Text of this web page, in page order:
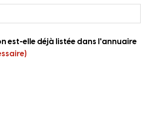
est-elle déjà listée dans l'annuaire